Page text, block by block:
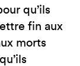
qu’ils
fin aux
morts